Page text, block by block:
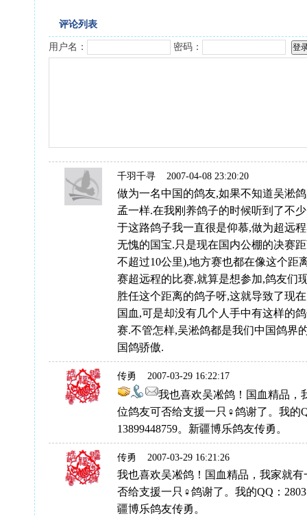
评论列表
用户名： 密码：
千羽千寻 2007-04-08 23:20:20
做为一名中国的鸽友,如果不知道吴淞
孟一样.在我刚养鸽子的时候听到了不
于这路鸽子我一直很是仰慕,做为超远
无愧的国宝.只是现在国内公棚的决赛
不超过10公里),地方赛也都在像这个距
赛超远程的比赛,就算是想参加,鸽友们
胜任这个距离的鸽子呀,这就导致了现
国血,可是却没有几个人手中有这样的
赛.不管怎样,吴淞鸽都是我们中国鸽界
国鸽骄傲.
传勇 2007-03-29 16:22:17
我也喜欢吴凇鸽！国血精品
位鸽友可否给支援一只♀鸽谢了。我的
13899448759。新疆博乐鸽友传勇。
传勇 2007-03-29 16:21:26
我也喜欢吴凇鸽！国血精品，我家就
否给支援一只♀鸽谢了。我的QQ：
疆博乐鸽友传勇。